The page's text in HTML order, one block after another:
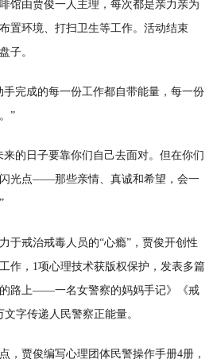
馆由贾俊一人主理，每次都是亲力亲为
置环境、打扫卫生等工作。活动结束
子。
手完成的每一份工作都自带能量，每一份
”
来的日子要靠你们自己去面对。但在你们
光点——那些亲情、真诚和希望，会一
于戒治戒毒人员的“心瘾”，贾俊开创性
作，1项心理技术获版权保护，发表多篇
路上——一名女警察的妈妈手记》《戒
字传递人民警察正能量。
，贾俊编写心理团体民警操作手册4册，